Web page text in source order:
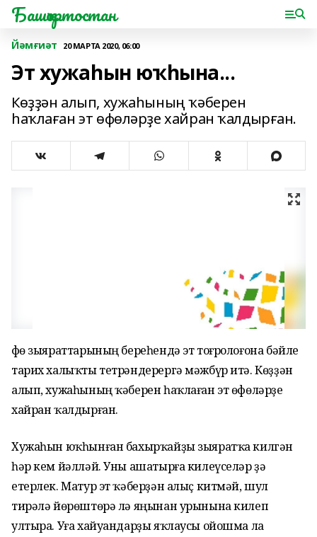
Башҡортостан
Йәмғиәт 20 МАРТА 2020, 06:00
Эт хужаһын юҡһына...
Көҙҙән алып, хужаһының ҡәберен
һаҡлаған эт өфөләрҙе хайран ҡалдырған.
Өфө зыяраттарының береһендә эт тоғролоғона бәйле
тарих халыҡты тетрәндерергә мәжбүр итә. Көҙҙән
алып, хужаһының ҡәберен һаҡлаған эт өфөләрҙе
хайран ҡалдырған.
Хужаһын юҡһынған бахырҡайҙы зыяратҡа килгән
һәр кем йәлләй. Уны ашатырға килеүселәр ҙә
етерлек. Матур эт ҡәберҙән алыҫ китмәй, шул
тирәлә йөрөштөрә лә яңынан урынына килеп
ултыра. Уға хайуандарҙы яҡлаусы ойошма ла